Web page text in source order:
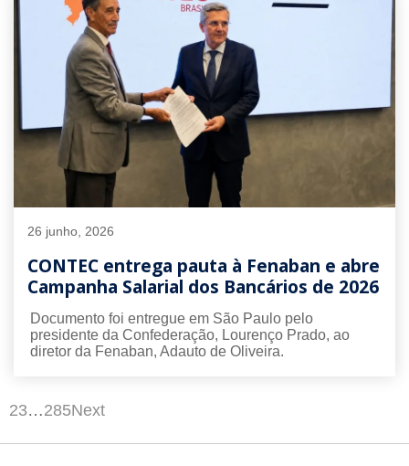
26 junho, 2026
CONTEC entrega pauta à Fenaban e abre
Campanha Salarial dos Bancários de 2026
Documento foi entregue em São Paulo pelo
presidente da Confederação, Lourenço Prado, ao
diretor da Fenaban, Adauto de Oliveira.
23…285Next